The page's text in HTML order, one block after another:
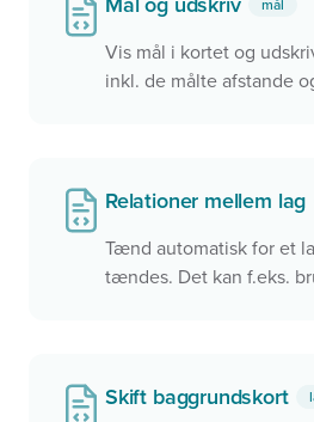
mål
Vis mål i kortet og
inkl. de målte afstande
Relationer mellem lag
Tænd automatisk for et
tændes. Det kan f.eks.
Skift baggrundskort